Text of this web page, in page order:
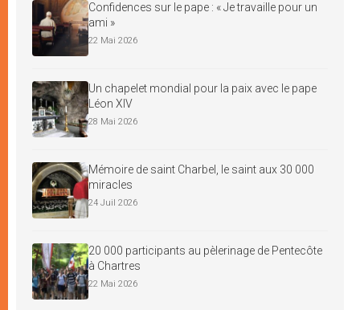
Confidences sur le pape : « Je travaille pour un
ami »
22 Mai 2026
Un chapelet mondial pour la paix avec le pape
Léon XIV
28 Mai 2026
Mémoire de saint Charbel, le saint aux 30 000
miracles
24 Juil 2026
20 000 participants au pèlerinage de Pentecôte
à Chartres
22 Mai 2026